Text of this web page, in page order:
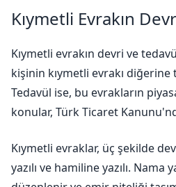
Kıymetli Evrakın
Kıymetli evrakın devri ve
kişinin kıymetli evrakı
Tedavül ise, bu evrakların
konular, Türk Ticaret
Kıymetli evraklar, üç şekilde
yazılı ve hamiline yazılı.